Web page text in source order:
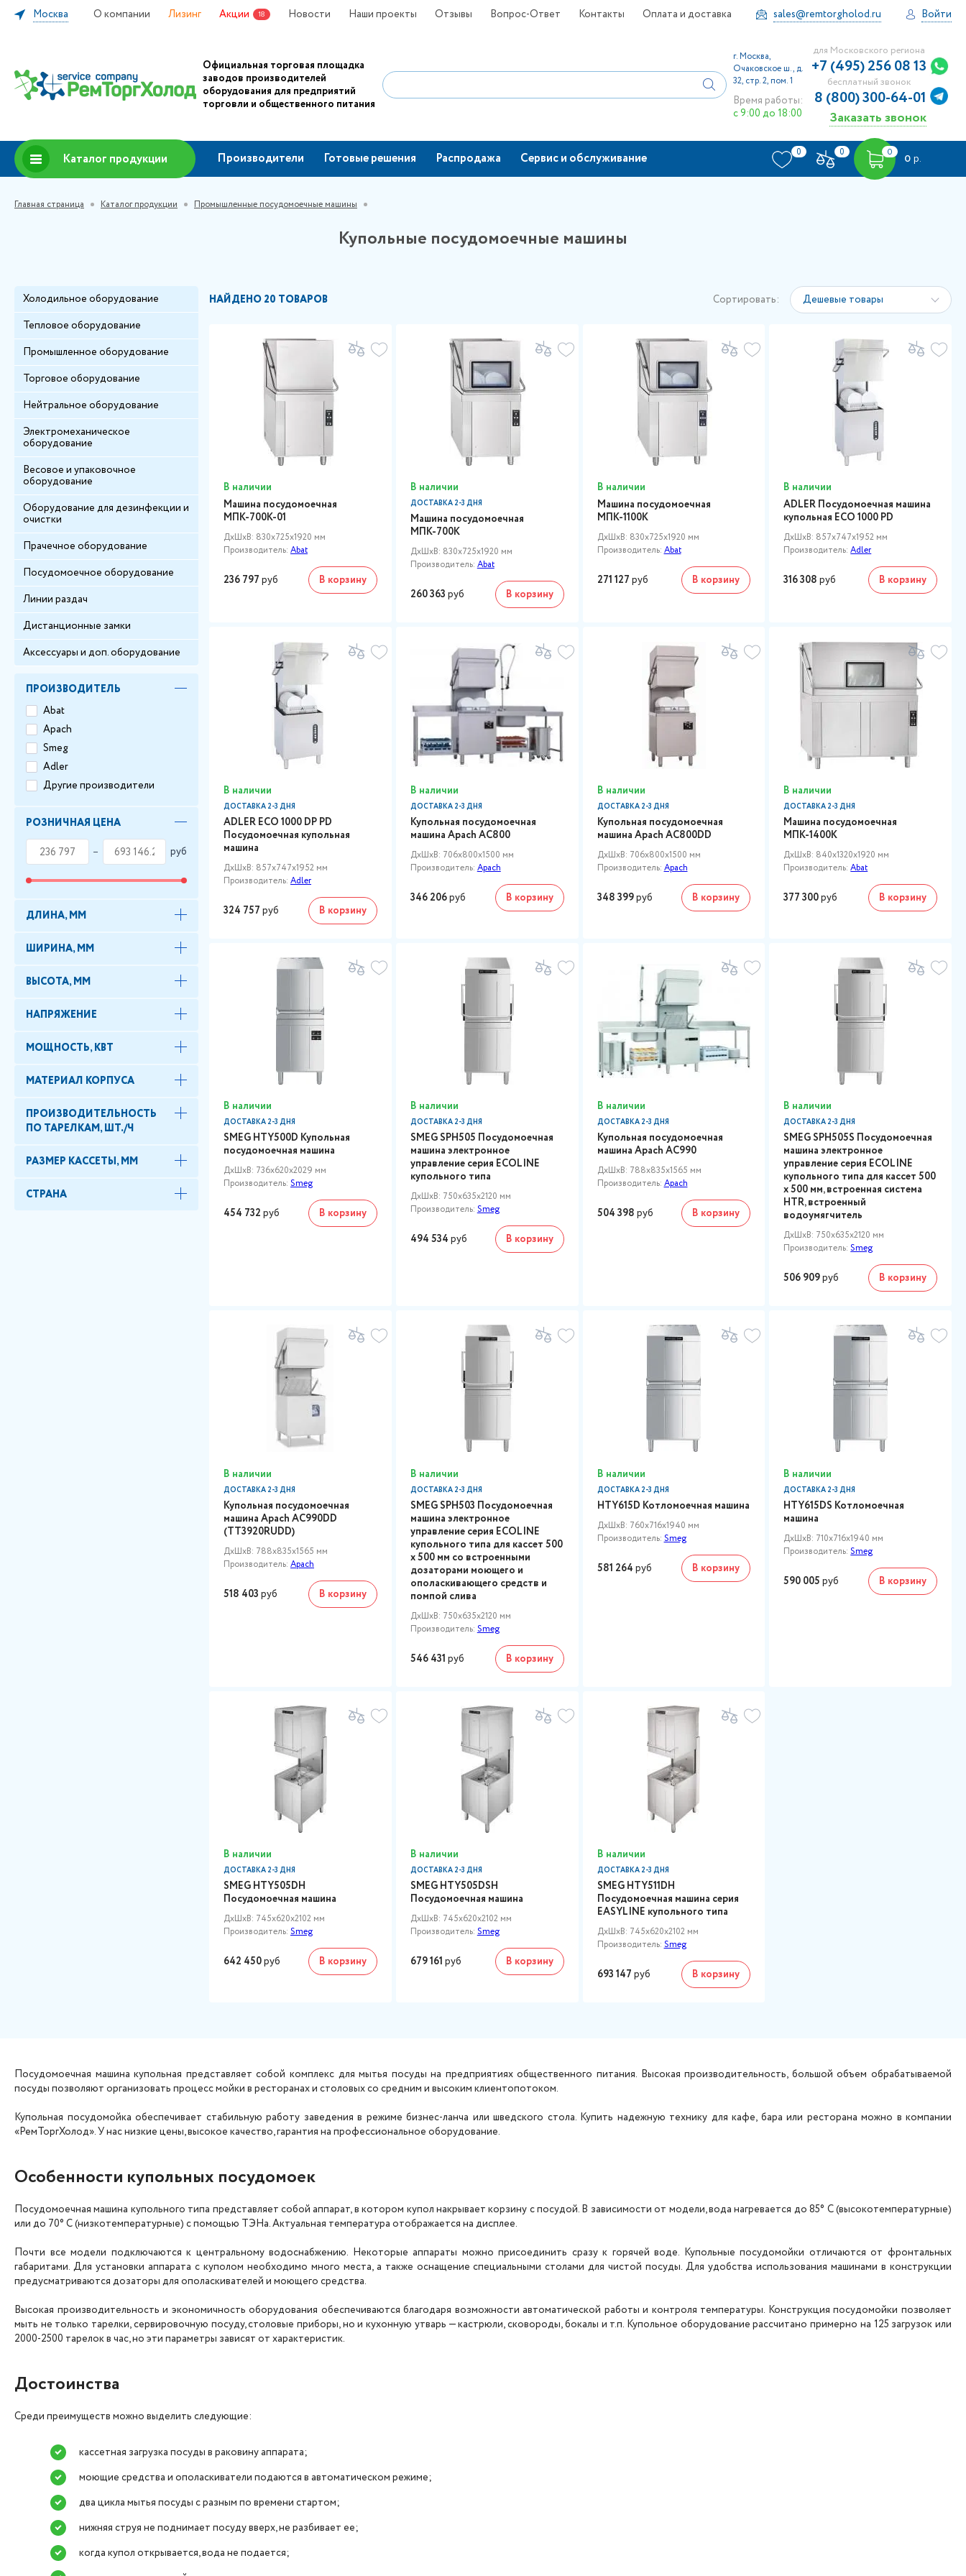
Москва О компании Лизинг Акции 18 Новости Наши проекты Отзывы Вопрос-Ответ Контакты Оплата и доставка sales@remtorgholod.ru Войти
Официальная торговая площадка
заводов производителей
оборудования для предприятий
торговли и общественного питания
г. Москва,
Очаковское ш., д.
32, стр. 2, пом. 1
Время работы:
с 9:00 до 18:00
для Московского региона
+7 (495) 256 08 13
бесплатный звонок
8 (800) 300-64-01
Заказать звонок
Каталог продукции Производители Готовые решения Распродажа Сервис и обслуживание 0 0 0
0 р.
Главная страница Каталог продукции Промышленные посудомоечные машины
Купольные посудомоечные машины
Холодильное оборудование
Тепловое оборудование
Промышленное оборудование
Торговое оборудование
Нейтральное оборудование
Электромеханическое
оборудование
Весовое и упаковочное
оборудование
Оборудование для дезинфекции и
очистки
Прачечное оборудование
Посудомоечное оборудование
Линии раздач
Дистанционные замки
Аксессуары и доп. оборудование
ПРОИЗВОДИТЕЛЬ
Abat
Apach
Smeg
Adler
Другие производители
РОЗНИЧНАЯ ЦЕНА
руб
ДЛИНА, ММ
ШИРИНА, ММ
ВЫСОТА, ММ
НАПРЯЖЕНИЕ
МОЩНОСТЬ, КВТ
МАТЕРИАЛ КОРПУСА
ПРОИЗВОДИТЕЛЬНОСТЬ
ПО ТАРЕЛКАМ, ШТ./Ч
РАЗМЕР КАССЕТЫ, ММ
СТРАНА
НАЙДЕНО 20 ТОВАРОВ Сортировать: Дешевые товары
В наличии
Машина посудомоечная
МПК-700К-01
ДxШxВ: 830x725x1920 мм
Производитель: Abat
236 797 руб В корзину
В наличии
ДОСТАВКА 2-3 ДНЯ
Машина посудомоечная
МПК-700К
ДxШxВ: 830x725x1920 мм
Производитель:Abat
260 363 руб В корзину
В наличии
Машина посудомоечная
МПК-1100К
ДxШxВ: 830x725x1920 мм
Производитель:Abat
271 127 руб В корзину
В наличии
ADLER Посудомоечная машина
купольная ECO 1000 PD
ДxШxВ: 857x747x1952 мм
Производитель:Adler
316 308 руб В корзину
В наличии
ДОСТАВКА 2-3 ДНЯ
ADLER ECO 1000 DP PD
Посудомоечная купольная
машина
ДxШxВ: 857x747x1952 мм
Производитель: Adler
324 757 руб В корзину
В наличии
ДОСТАВКА 2-3 ДНЯ
Купольная посудомоечная
машина Apach AC800
ДxШxВ: 706x800x1500 мм
Производитель: Apach
346 206руб В корзину
В наличии
ДОСТАВКА 2-3 ДНЯ
Купольная посудомоечная
машина Apach AC800DD
ДxШxВ: 706x800x1500 мм
Производитель: Apach
348 399руб В корзину
В наличии
ДОСТАВКА 2-3 ДНЯ
Машина посудомоечная
МПК-1400К
ДxШxВ: 840x1320x1920 мм
Производитель:Abat
377 300руб В корзину
В наличии
ДОСТАВКА 2-3 ДНЯ
SMEG HTY500D Купольная
посудомоечная машина
ДxШxВ: 736x620x2029 мм
Производитель: Smeg
454 732 руб В корзину
В наличии
ДОСТАВКА 2-3 ДНЯ
SMEG SPH505 Посудомоечная
машина электронное
управление серия ECOLINE
купольного типа
ДxШxВ: 750x635x2120 мм
Производитель: Smeg
494 534 руб В корзину
В наличии
ДОСТАВКА 2-3 ДНЯ
Купольная посудомоечная
машина Apach AC990
ДxШxВ: 788x835x1565 мм
Производитель: Apach
504 398 руб В корзину
В наличии
ДОСТАВКА 2-3 ДНЯ
SMEG SPH505S Посудомоечная
машина электронное
управление серия ECOLINE
купольного типа для кассет 500
х 500 мм, встроенная система
HTR, встроенный
водоумягчитель
ДxШxВ: 750x635x2120 мм
Производитель:Smeg
506 909руб В корзину
В наличии
ДОСТАВКА 2-3 ДНЯ
Купольная посудомоечная
машина Apach AC990DD
(TT3920RUDD)
ДxШxВ: 788x835x1565 мм
Производитель: Apach
518 403 руб В корзину
В наличии
ДОСТАВКА 2-3 ДНЯ
SMEG SPH503 Посудомоечная
машина электронное
управление серия ECOLINE
купольного типа для кассет 500
х 500 мм со встроенными
дозаторами моющего и
ополаскивающего средств и
помпой слива
ДxШxВ: 750x635x2120 мм
Производитель: Smeg
546 431 руб В корзину
В наличии
ДОСТАВКА 2-3 ДНЯ
HTY615D Котломоечная машина
ДxШxВ: 760x716x1940 мм
Производитель: Smeg
581 264 руб В корзину
В наличии
ДОСТАВКА 2-3 ДНЯ
HTY615DS Котломоечная
машина
ДxШxВ: 710x716x1940 мм
Производитель:Smeg
590 005 руб В корзину
В наличии
ДОСТАВКА 2-3 ДНЯ
SMEG HTY505DH
Посудомоечная машина
ДxШxВ: 745x620x2102 мм
Производитель: Smeg
642 450руб В корзину
В наличии
ДОСТАВКА 2-3 ДНЯ
SMEG HTY505DSH
Посудомоечная машина
ДxШxВ: 745x620x2102 мм
Производитель: Smeg
679 161 руб В корзину
В наличии
ДОСТАВКА 2-3 ДНЯ
SMEG HTY511DH
Посудомоечная машина серия
EASYLINE купольного типа
ДxШxВ: 745x620x2102 мм
Производитель: Smeg
693 147 руб В корзину
Посудомоечная машина купольная представляет собой комплекс для мытья посуды на предприятиях общественного питания. Высокая производительность, большой объем обрабатываемой
посуды позволяют организовать процесс мойки в ресторанах и столовых со средним и высоким клиентопотоком.
Купольная посудомойка обеспечивает стабильную работу заведения в режиме бизнес-ланча или шведского стола. Купить надежную технику для кафе, бара или ресторана можно в компании
«РемТоргХолод». У нас низкие цены, высокое качество, гарантия на профессиональное оборудование.
Особенности купольных посудомоек
Посудомоечная машина купольного типа представляет собой аппарат, в котором купол накрывает корзину с посудой. В зависимости от модели, вода нагревается до 85° С (высокотемпературные)
или до 70° С (низкотемпературные) с помощью ТЭНа. Актуальная температура отображается на дисплее.
Почти все модели подключаются к центральному водоснабжению. Некоторые аппараты можно присоединить сразу к горячей воде. Купольные посудомойки отличаются от фронтальных
габаритами. Для установки аппарата с куполом необходимо много места, а также оснащение специальными столами для чистой посуды. Для удобства использования машинами в конструкции
предусматриваются дозаторы для ополаскивателей и моющего средства.
Высокая производительность и экономичность оборудования обеспечиваются благодаря возможности автоматической работы и контроля температуры. Конструкция посудомойки позволяет
мыть не только тарелки, сервировочную посуду, столовые приборы, но и кухонную утварь — кастрюли, сковороды, бокалы и т.п. Купольное оборудование рассчитано примерно на 125 загрузок или
2000-2500 тарелок в час, но эти параметры зависят от характеристик.
Достоинства
Среди преимуществ можно выделить следующие:
кассетная загрузка посуды в раковину аппарата;
моющие средства и ополаскиватели подаются в автоматическом режиме;
два цикла мытья посуды с разным по времени стартом;
нижняя струя не поднимает посуду вверх, не разбивает ее;
когда купол открывается, вода не подается;